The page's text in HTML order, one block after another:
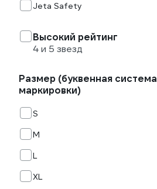
Jeta Safety
Высокий рейтинг
4 и 5 звезд
Размер (буквенная система
маркировки)
S
M
L
XL